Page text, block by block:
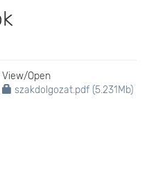
View/Open
szakdolgozat.pdf (5.231Mb)